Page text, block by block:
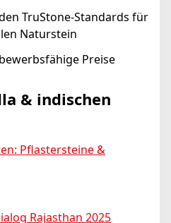
TruStone-Standards für
Naturstein
Preise
& indischen
Pflastersteine &
Rajasthan 2025